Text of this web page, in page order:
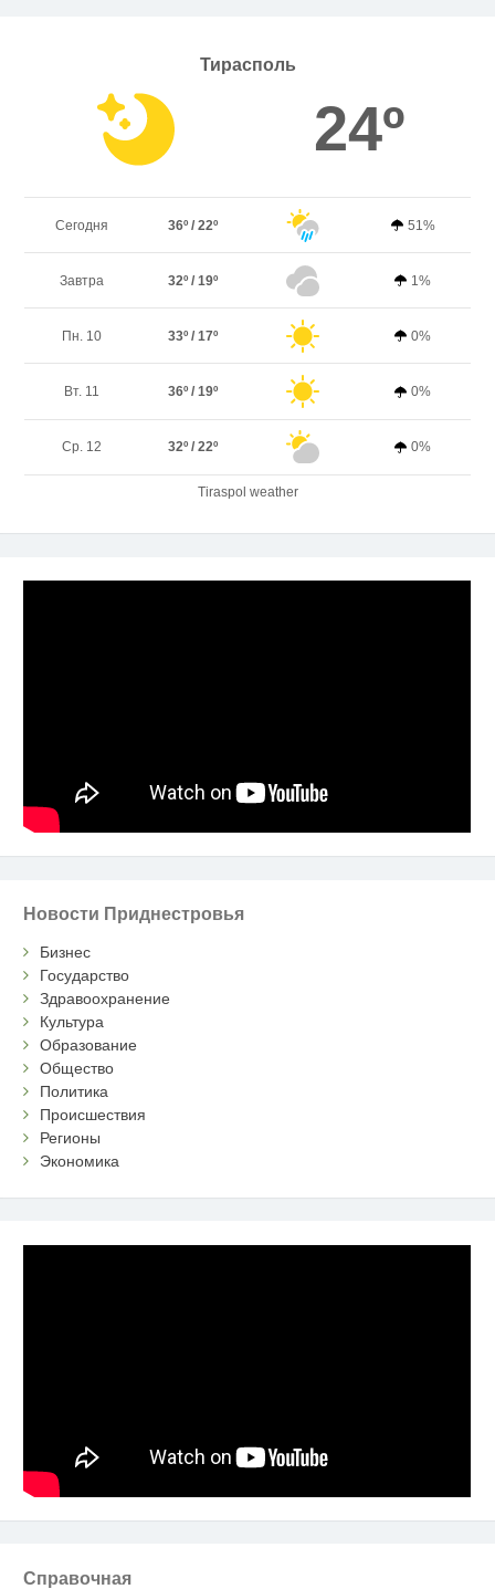
Тирасполь
24º
Сегодня 36º / 22º 51%
Завтра 32º / 19º 1%
Пн. 10 33º / 17º 0%
Вт. 11 36º / 19º 0%
Ср. 12 32º / 22º 0%
Tiraspol weather
Новости Приднестровья
Бизнес
Государство
Здравоохранение
Культура
Образование
Общество
Политика
Происшествия
Регионы
Экономика
Справочная